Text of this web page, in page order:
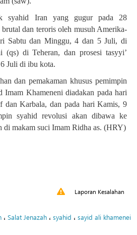
syahid Iran yang gugur pada 28
brutal dan teroris oleh musuh Amerika-
Sabtu dan Minggu, 4 dan 5 Juli, di
(qs) di Teheran, dan prosesi tasyyi’
Juli di ibu kota.
dan pemakaman khusus pemimpin
Imam Khameneni diadakan pada hari
Karbala, dan pada hari Kamis, 9
syahid revolusi akan dibawa ke
di makam suci Imam Ridha as. (HRY)
Laporan Kesalahan
، Salat Jenazah ، syahid ، sayid ali khamenei